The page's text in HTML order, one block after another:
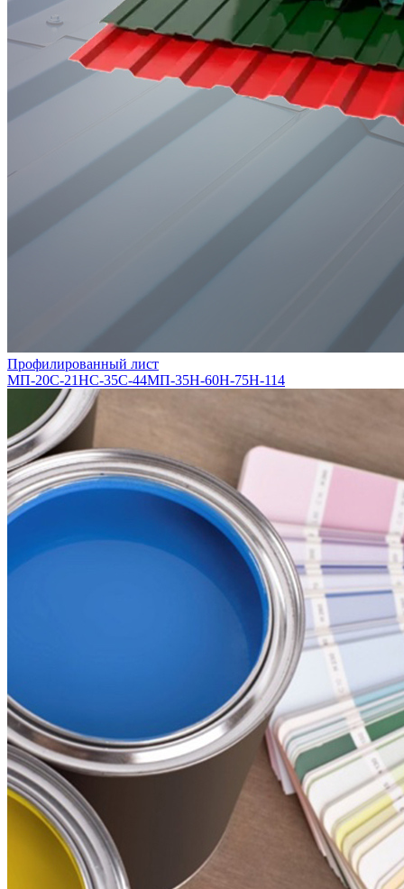
Профилированный лист
МП-20С-21НС-35С-44МП-35Н-60Н-75Н-114